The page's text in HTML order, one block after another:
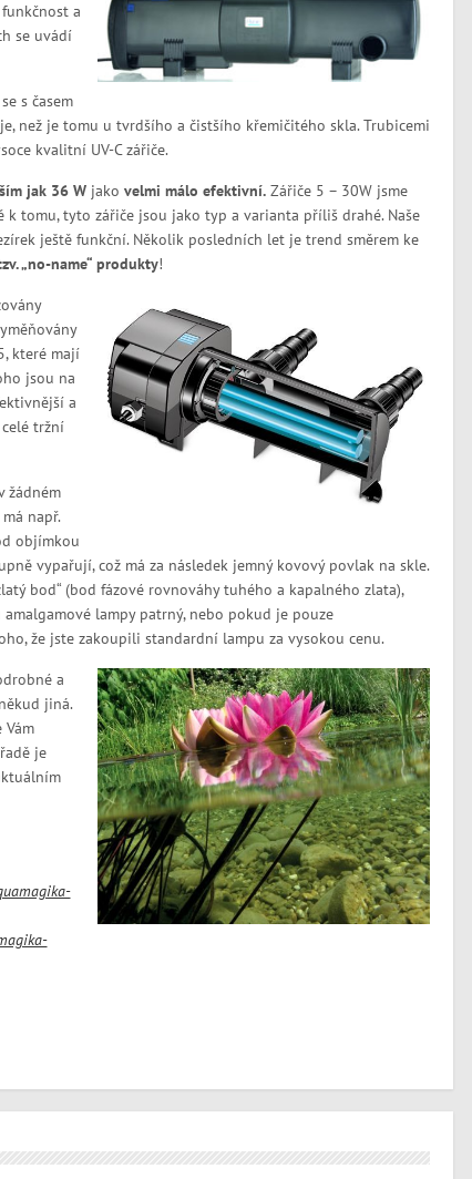
a
se uvádí
s časem
než je tomu u tvrdšího a čistšího křemičitého skla. Trubicemi
kvalitní UV-C zářiče.
jak 36 Wjako velmi málo efektivní.Zářiče 5 – 30W jsme
tomu, tyto zářiče jsou jako typ a varianta příliš drahé. Naše
ještě funkční. Několik posledních let je trend směrem ke
„no-name“ produkty!
které mají
jsou na
a
tržní
žádném
např.
objímkou
vypařují, což má za následek jemný kovový povlak na skle.
bod“ (bod fázové rovnováhy tuhého a kapalného zlata),
lampy patrný, nebo pokud je pouze
že jste zakoupili standardní lampu za vysokou cenu.
a
jiná.
Vám
je